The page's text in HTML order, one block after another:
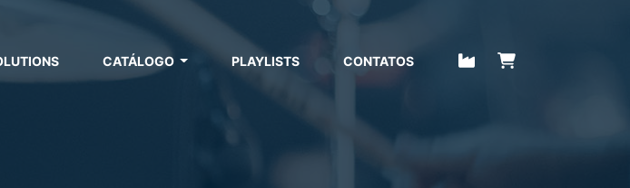
CATÁLOGO PLAYLISTS CONTATOS